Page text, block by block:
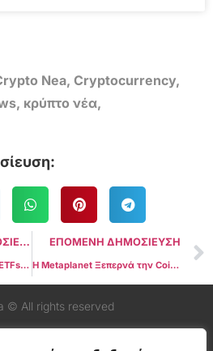
Nea, Cryptocurrency,
, κρύπτο νέα,
ΠΡΟΗΓΟΥΜΕΝΗ ΔΗΜΟΣΙΕΥΣΗ
Επτά αιτήσεις για Solana ETFs κατατέθηκαν – Αναμένεται διάλογος με την SEC
ΕΠΟΜΕΝΗ ΔΗΜΟΣΙΕΥΣΗ
Η Metaplanet Ξεπερνά την Coinbase με 10.000 BTC στα Αποθεματικά της
© All rights reserved